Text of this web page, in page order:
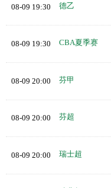
08-09 19:30 德乙
08-09 19:30 CBA夏季赛
08-09 20:00 芬甲
08-09 20:00 芬超
08-09 20:00 瑞士超